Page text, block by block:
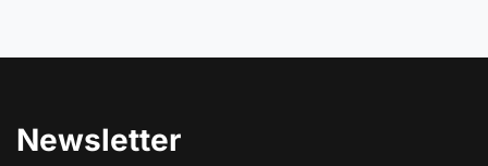
Newsletter